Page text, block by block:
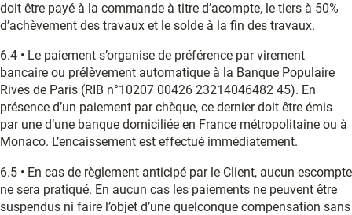
doit être payé à la commande à titre d’acompte, le tiers à 50%
d’achèvement des travaux et le solde à la fin des travaux.
6.4 • Le paiement s’organise de préférence par virement
bancaire ou prélèvement automatique à la Banque Populaire
Rives de Paris (RIB n°10207 00426 23214046482 45). En
présence d’un paiement par chèque, ce dernier doit être émis
par une d’une banque domiciliée en France métropolitaine ou à
Monaco. L’encaissement est effectué immédiatement.
6.5 • En cas de règlement anticipé par le Client, aucun escompte
ne sera pratiqué. En aucun cas les paiements ne peuvent être
suspendus ni faire l’objet d’une quelconque compensation sans